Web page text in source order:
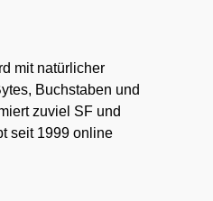
mit natürlicher
Buchstaben und
zuviel SF und
seit 1999 online